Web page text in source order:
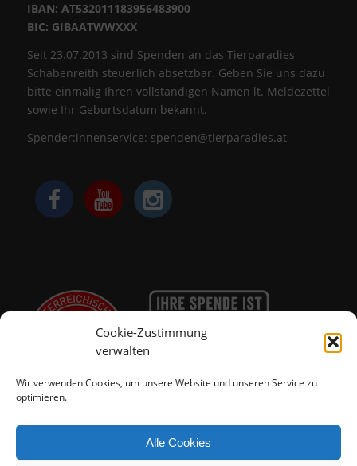
Cookie-Zustimmung
verwalten
Wir verwenden Cookies, um unsere Website und unseren Service zu
optimieren.
Alle Cookies
IBAN: AT532011183956483900
BIC: GIBAATWWXXX
Seit 23.07.2013 sind Spenden an das Tierparadies
Schabenreith steuerlich absetzbar. Geben Sie uns dazu
bitte einmalig Ihren vollständigen Namen lt. Meldezettel
sowie Ihr Geburtsdatum bekannt.
Spender:innenservice: spenden@tierparadies.at